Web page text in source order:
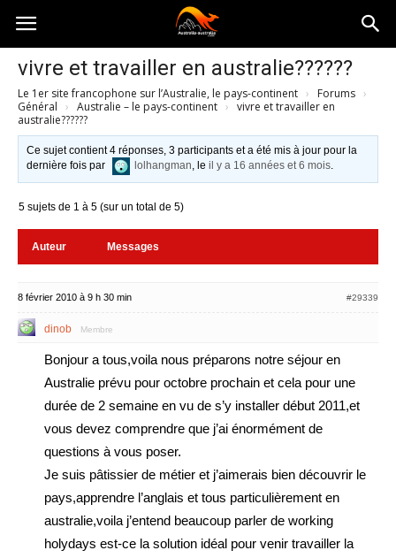
Australia-
australie.com
vivre et travailler en australie??????
Le 1er site francophone sur l’Australie, le pays-continent › Forums ›
Général › Australie – le pays-continent › vivre et travailler en
australie??????
Ce sujet contient 4 réponses, 3 participants et a été mis à jour pour la
dernière fois par
lolhangman, leil y a 16 années et 6 mois.
5 sujets de 1 à 5 (sur un total de 5)
Auteur Messages
8 février 2010 à 9 h 30 min #29339
dinob Membre
Bonjour a tous,voila nous préparons notre séjour en
Australie prévu pour octobre prochain et cela pour une
durée de 2 semaine en vu de s’y installer début 2011,et
vous devez comprendre que j’ai énormément de
questions à vous poser.
Je suis pâtissier de métier et j’aimerais bien découvrir le
pays,apprendre l’anglais et tous particulièrement en
australie,voila j’entend beaucoup parler de working
holydays est-ce la solution idéal pour venir travailler la